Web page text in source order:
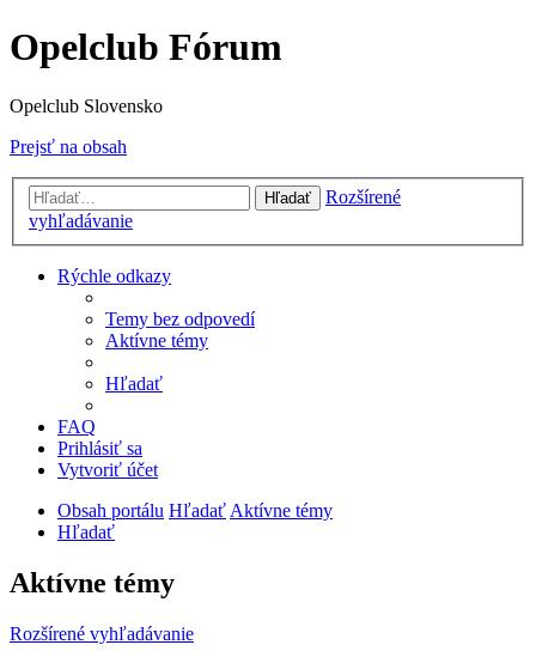
Opelclub Fórum
Opelclub Slovensko
Prejsť na obsah
Hľadať
Rozšírené
vyhľadávanie
Rýchle odkazy
Temy bez odpovedí
Aktívne témy
Hľadať
FAQ
Prihlásiť sa
Vytvoriť účet
Obsah portálu HľadaťAktívne témy
Hľadať
Aktívne témy
Rozšírené vyhľadávanie